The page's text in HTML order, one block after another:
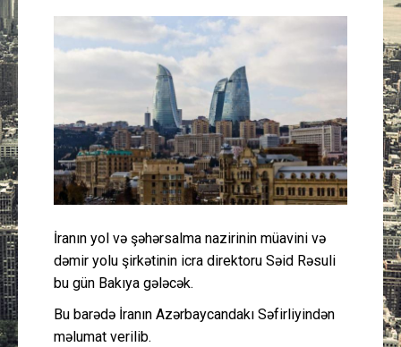
Güney Azərbaycan
Mədəniyyət
Müsahibə
İdman
Layihə
İranın yol və şəhərsalma nazirinin müavini və
dəmir yolu şirkətinin icra direktoru Səid Rəsuli
bu gün Bakıya gələcək.
Bu barədə İranın Azərbaycandakı Səfirliyindən
məlumat verilib.